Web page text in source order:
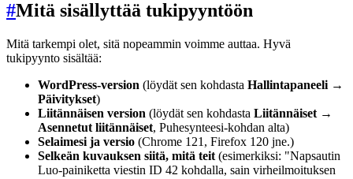
#Mitä sisällyttää tukipyyntöön
Mitä tarkempi olet, sitä nopeammin voimme auttaa. Hyvä
tukipyynto sisältää:
WordPress-version (löydät sen kohdasta Hallintapaneeli →
Päivitykset)
Liitännäisen version (löydät sen kohdasta Liitännäiset →
Asennetut liitännäiset, Puhesynteesi-kohdan alta)
Selaimesi ja versio (Chrome 121, Firefox 120 jne.)
Selkeän kuvauksen siitä, mitä teit (esimerkiksi: "Napsautin
Luo-painiketta viestin ID 42 kohdalla, sain virheilmoituksen